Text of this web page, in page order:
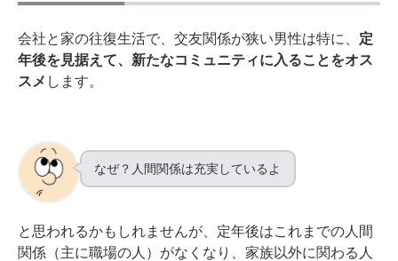
会社と家の往復生活で、交友関係が狭い男性は特に、 定
年後を見据えて、新たなコミュニティに入ることをオス
スメ します。
なぜ？人間関係は充実しているよ
と思われるかもしれませんが、定年後はこれまでの人間
関係（主に職場の人）がなくなり、家族以外に関わる人